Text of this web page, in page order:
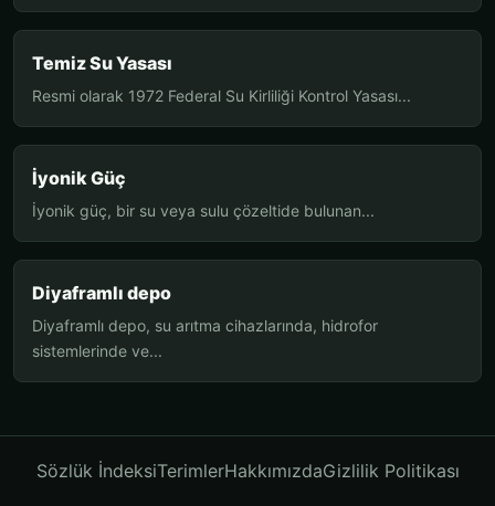
Temiz Su Yasası
Resmi olarak 1972 Federal Su Kirliliği Kontrol Yasası...
İyonik Güç
İyonik güç, bir su veya sulu çözeltide bulunan...
Diyaframlı depo
Diyaframlı depo, su arıtma cihazlarında, hidrofor
sistemlerinde ve...
Sözlük İndeksiTerimlerHakkımızdaGizlilik Politikası